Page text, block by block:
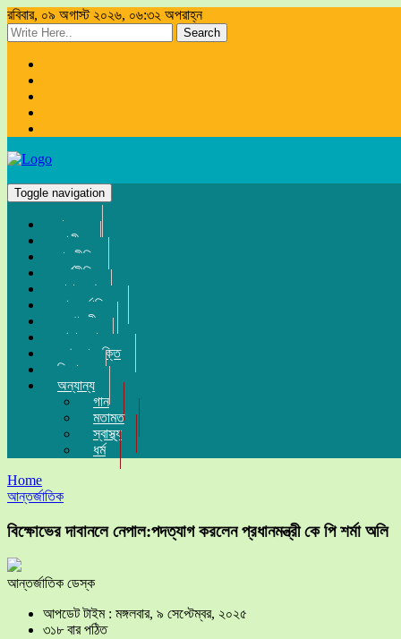
রবিবার, ০৯ অগাস্ট ২০২৬, ০৬:৩২ অপরাহ্ন
Search
Toggle navigation
প্রচ্ছদ
জাতীয়
রাজনীতি
অর্থনীতি
সারা দেশ
আন্তর্জাতিক
সম্পাদকীয়
খেলা-ধুলা
তথ্য-প্রযুক্তি
বিনোদন
অন্যান্য
গান
মতামত
স্বাস্থ্য
ধর্ম
Home
আন্তর্জাতিক
বিক্ষোভের দাবানলে নেপাল:পদত্যাগ করলেন প্রধানমন্ত্রী কে পি শর্মা অলি
আন্তর্জাতিক ডেস্ক
আপডেট টাইম : মঙ্গলবার, ৯ সেপ্টেম্বর, ২০২৫
৩১৮ বার পঠিত